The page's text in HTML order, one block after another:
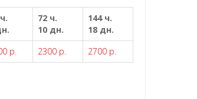
72 ч.
10 дн.
144 ч.
18 дн.
р. 2300 р. 2700 р.